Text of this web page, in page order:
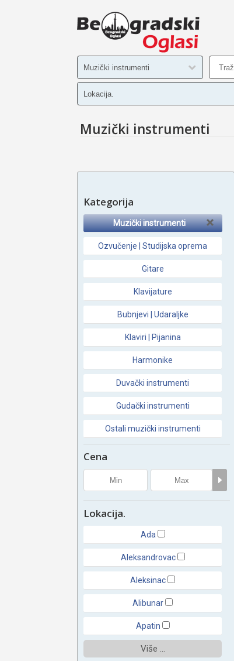
Muzički instrumenti
Kategorija
Muzički instrumenti
Ozvučenje | Studijska oprema
Gitare
Klavijature
Bubnjevi | Udaraljke
Klaviri | Pijanina
Harmonike
Duvački instrumenti
Gudački instrumenti
Ostali muzički instrumenti
Cena
Lokacija.
Ada
Aleksandrovac
Aleksinac
Alibunar
Apatin
Više ...